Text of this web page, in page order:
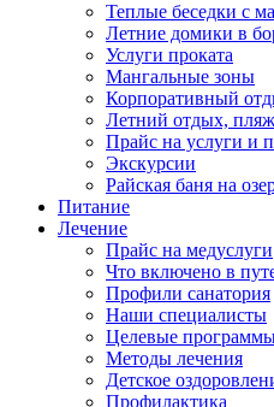
Теплые беседки с
Летние домики в
Услуги проката
Мангальные зоны
Корпоративный
Летний отдых, пляж
Прайс на услуги и
Экскурсии
Райская баня на
Питание
Лечение
Прайс на медуслуги
Что включено в
Профили санатория
Наши специалисты
Целевые
Методы лечения
Детское
Профилактика